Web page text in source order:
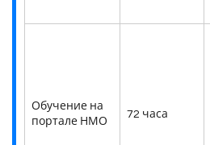
Обучение на
портале НМО
72 часа